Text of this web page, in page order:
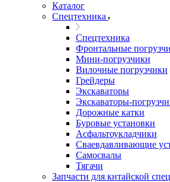
Каталог
Спецтехника
Спецтехника
Фронтальные
Мини-погрузчики
Вилочные погрузчики
Грейдеры
Экскаваторы
Экскаваторы-
Дорожные катки
Буровые установки
Асфальтоукладчики
Сваевдавливающие
Самосвалы
Тягачи
Запчасти для китайской